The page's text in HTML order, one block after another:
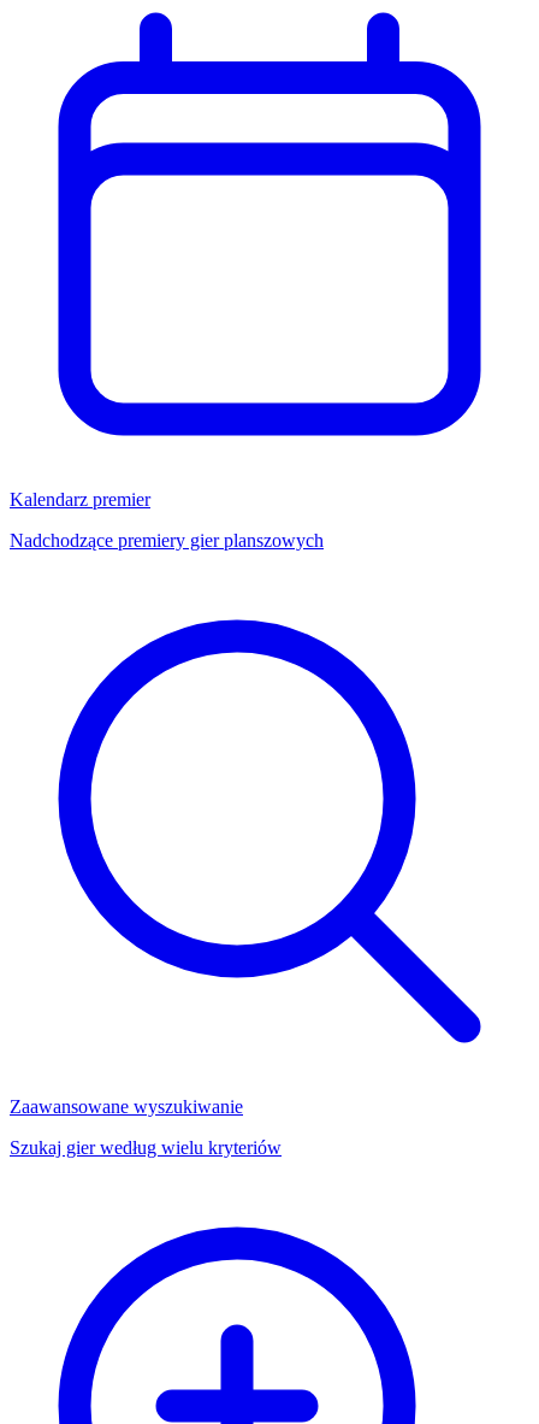
Kalendarz premier
Nadchodzące premiery gier planszowych
Zaawansowane wyszukiwanie
Szukaj gier według wielu kryteriów